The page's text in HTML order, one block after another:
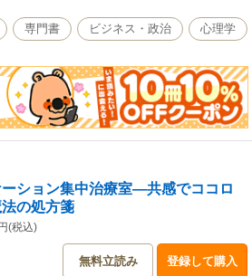
る。
たつもりがひとりよがり病／第２診療室 オレ
マンネリ化ウイルス／第４診療室 ネガティブ
診療室 自己主張不全症候群
専門書 ビジネス・政治 心理学
ーション集中治療室―共感でココロ
の処方箋
(税込)
無料立読み 登録して購入